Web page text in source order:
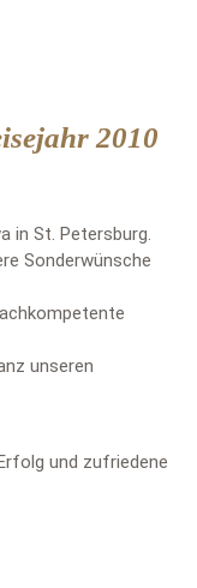
2010
in St. Petersburg.
Sonderwünsche
unseren
und zufriedene